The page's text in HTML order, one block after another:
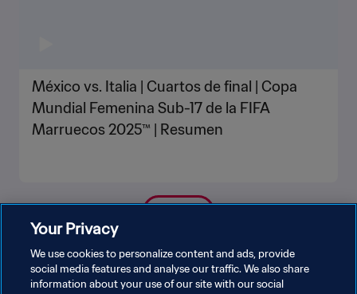
México vs. Italia | Cuartos de final | Copa
Mundial Femenina Sub-17 de la FIFA
Marruecos 2025™ | Resumen
Your Privacy
We use cookies to personalize content and ads, provide
social media features and analyse our traffic. We also share
information about your use of our site with our social